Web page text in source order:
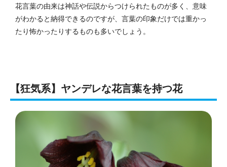
花言葉の由来は神話や伝説からつけられたものが多く、意味
がわかると納得できるのですが、言葉の印象だけでは重かっ
たり怖かったりするものも多いでしょう。
【狂気系】ヤンデレな花言葉を持つ花